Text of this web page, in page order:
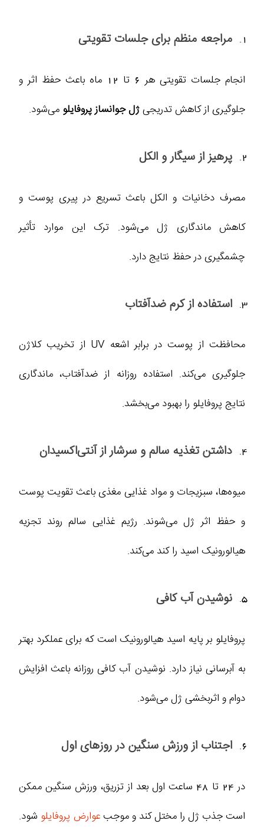
مراجعه منظم برای جلسات تقویتی
انجام جلسات تقویتی هر 6 تا 12 ماه باعث حفظ اثر و
جلوگیری از کاهش تدریجیژل جوانساز پروفایلو می‌شود.
پرهیز از سیگار و الکل
مصرف دخانیات و الکل باعث تسریع در پیری پوست و
کاهش ماندگاری ژل می‌شود. ترک این موارد تأثیر
چشمگیری در حفظ نتایج دارد.
استفاده از کرم ضدآفتاب
محافظت از پوست در برابر اشعه UV از تخریب کلاژن
جلوگیری می‌کند. استفاده روزانه از ضدآفتاب، ماندگاری
نتایج پروفایلو را بهبود می‌بخشد.
داشتن تغذیه سالم و سرشار از آنتی‌اکسیدان
میوه‌ها، سبزیجات و مواد غذایی مغذی باعث تقویت پوست
و حفظ اثر ژل می‌شوند. رژیم غذایی سالم روند تجزیه
هیالورونیک اسید را کند می‌کند.
نوشیدن آب کافی
پروفایلو بر پایه اسید هیالورونیک است که برای عملکرد بهتر
به آبرسانی نیاز دارد. نوشیدن آب کافی روزانه باعث افزایش
دوام و اثربخشی ژل می‌شود.
اجتناب از ورزش سنگین در روزهای اول
در 24 تا 48 ساعت اول بعد از تزریق، ورزش سنگین ممکن
است جذب ژل را مختل کند و موجبعوارض پروفایلو شود.